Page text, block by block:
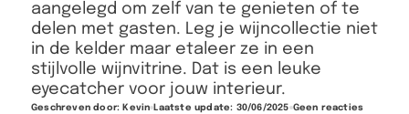
aangelegd om zelf van te genieten of te
delen met gasten. Leg je wijncollectie niet
in de kelder maar etaleer ze in een
stijlvolle wijnvitrine. Dat is een leuke
eyecatcher voor jouw interieur.
Geschreven door: Kevin Laatste update: 30/06/2025 Geen reacties